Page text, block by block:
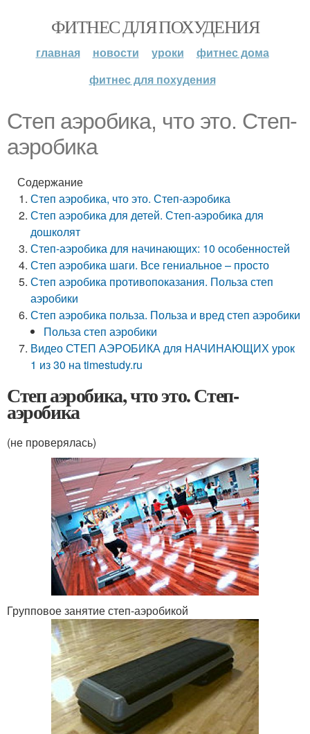
ФИТНЕС ДЛЯ ПОХУДЕНИЯ
главная новости уроки
фитнес дома
фитнес для похудения
Степ аэробика, что это. Степ-
аэробика
Содержание
Степ аэробика, что это. Степ-аэробика
Степ аэробика для детей. Степ-аэробика для
дошколят
Степ-аэробика для начинающих: 10 особенностей
Степ аэробика шаги. Все гениальное – просто
Степ аэробика противопоказания. Польза степ
аэробики
Степ аэробика польза. Польза и вред степ аэробики
Польза степ аэробики
Видео СТЕП АЭРОБИКА для НАЧИНАЮЩИХ урок
1 из 30 на timestudy.ru
Степ аэробика, что это. Степ-
аэробика
(не проверялась)
Групповое занятие степ-аэробикой